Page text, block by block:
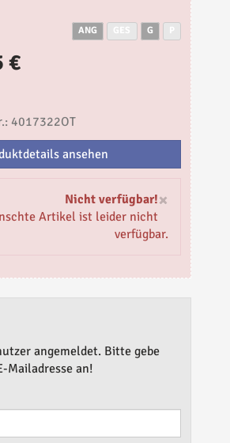
ANG G
€
4017322OT
ansehen
×
Nicht verfügbar!
Artikel ist leider nicht
verfügbar.
angemeldet. Bitte gebe
Mailadresse an!